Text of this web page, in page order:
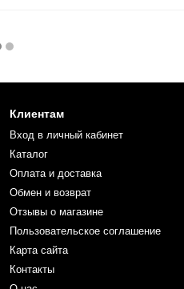
Клиентам
Вход в личный кабинет
Каталог
Оплата и доставка
Обмен и возврат
Отзывы о магазине
Пользовательское соглашение
Карта сайта
Контакты